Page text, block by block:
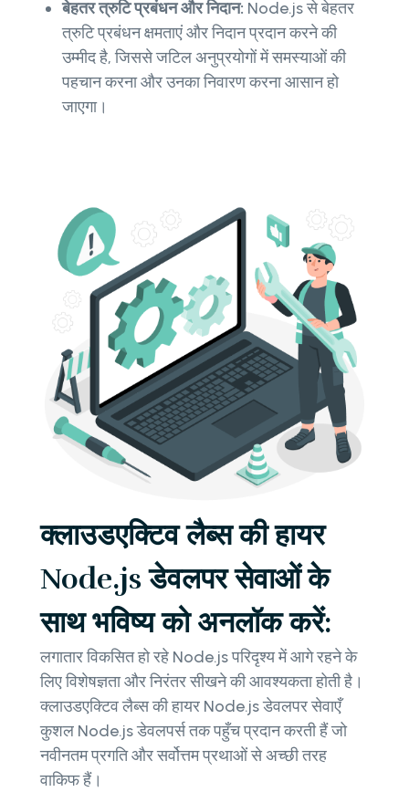
बेहतर त्रुटि प्रबंधन और निदान: Node.js से बेहतर
त्रुटि प्रबंधन क्षमताएं और निदान प्रदान करने की
उम्मीद है, जिससे जटिल अनुप्रयोगों में समस्याओं की
पहचान करना और उनका निवारण करना आसान हो
जाएगा।
क्लाउडएक्टिव लैब्स की हायर
Node.js डेवलपर सेवाओं के
साथ भविष्य को अनलॉक करें:
लगातार विकसित हो रहे Node.js परिदृश्य में आगे रहने के
लिए विशेषज्ञता और निरंतर सीखने की आवश्यकता होती है।
क्लाउडएक्टिव लैब्स की हायर Node.js डेवलपर सेवाएँ
कुशल Node.js डेवलपर्स तक पहुँच प्रदान करती हैं जो
नवीनतम प्रगति और सर्वोत्तम प्रथाओं से अच्छी तरह
वाकिफ हैं।